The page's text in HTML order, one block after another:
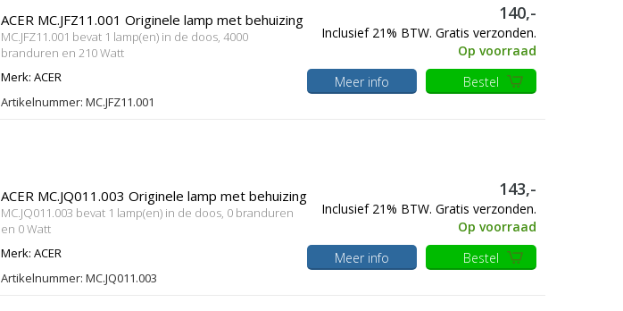
ACER MC.JFZ11.001 Originele lamp met behuizing
MC.JFZ11.001 bevat 1 lamp(en) in de doos, 4000
branduren en 210 Watt
Merk: ACER
Artikelnummer: MC.JFZ11.001
140,-
Inclusief 21% BTW. Gratis verzonden.
Op voorraad
Meer info
Bestel
ACER MC.JQ011.003 Originele lamp met behuizing
MC.JQ011.003 bevat 1 lamp(en) in de doos, 0 branduren
en 0 Watt
Merk: ACER
Artikelnummer: MC.JQ011.003
143,-
Inclusief 21% BTW. Gratis verzonden.
Op voorraad
Meer info
Bestel